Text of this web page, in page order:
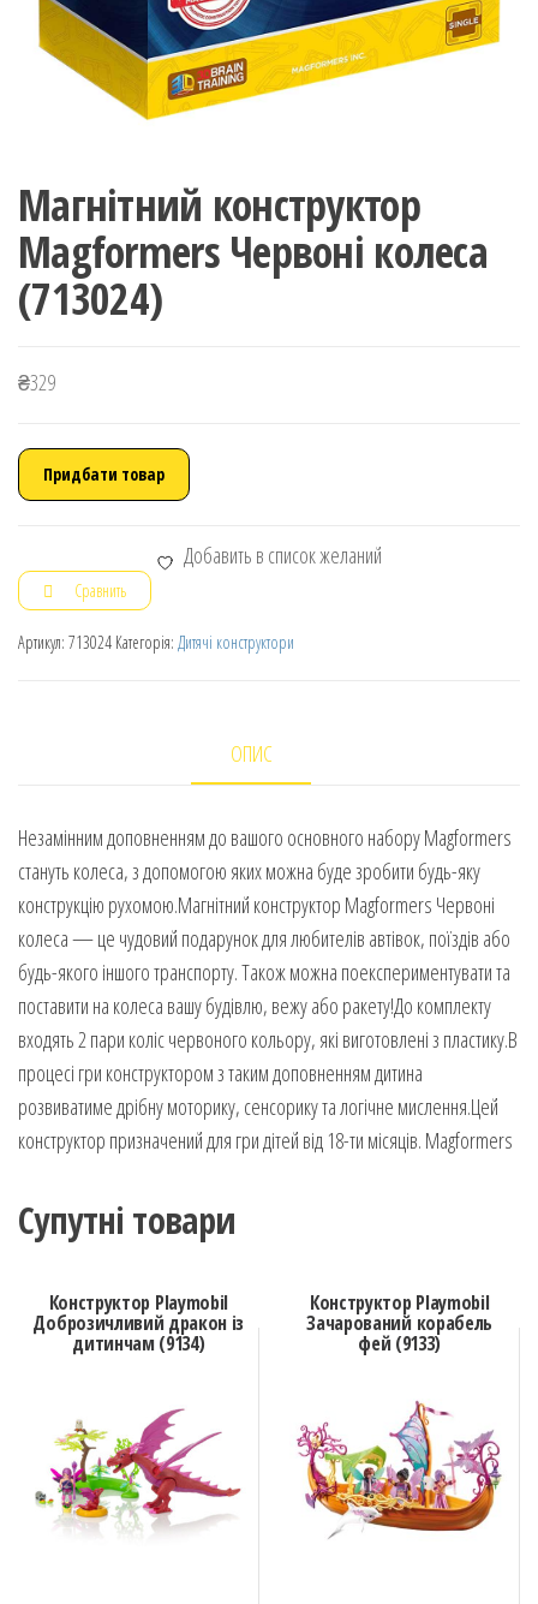
Магнітний конструктор
Magformers Червоні колеса
(713024)
₴329
Придбати товар
Добавить в список желаний
Сравнить
Артикул: 713024 Категорія: Дитячі конструктори
ОПИС
Незамінним доповненням до вашого основного набору Magformers
стануть колеса, з допомогою яких можна буде зробити будь-яку
конструкцію рухомою.Магнітний конструктор Magformers Червоні
колеса — це чудовий подарунок для любителів автівок, поїздів або
будь-якого іншого транспорту. Також можна поекспериментувати та
поставити на колеса вашу будівлю, вежу або ракету!До комплекту
входять 2 пари коліс червоного кольору, які виготовлені з пластику.В
процесі гри конструктором з таким доповненням дитина
розвиватиме дрібну моторику, сенсорику та логічне мислення.Цей
конструктор призначений для гри дітей від 18-ти місяців. Magformers
Супутні товари
Конструктор Playmobil
Доброзичливий дракон із
дитинчам (9134)
Конструктор Playmobil
Зачарований корабель
фей (9133)